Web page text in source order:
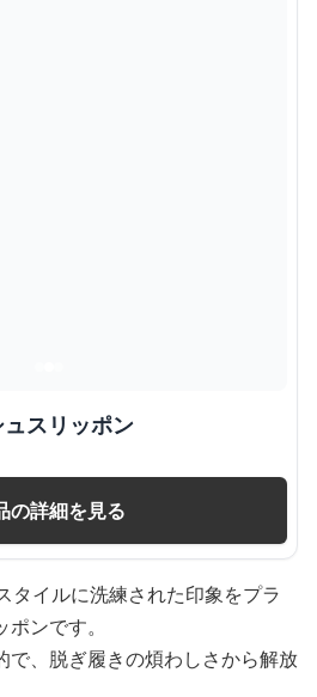
スリッポン
の詳細を見る
タイルに洗練された印象をプラ
ンです。
で、脱ぎ履きの煩わしさから解放